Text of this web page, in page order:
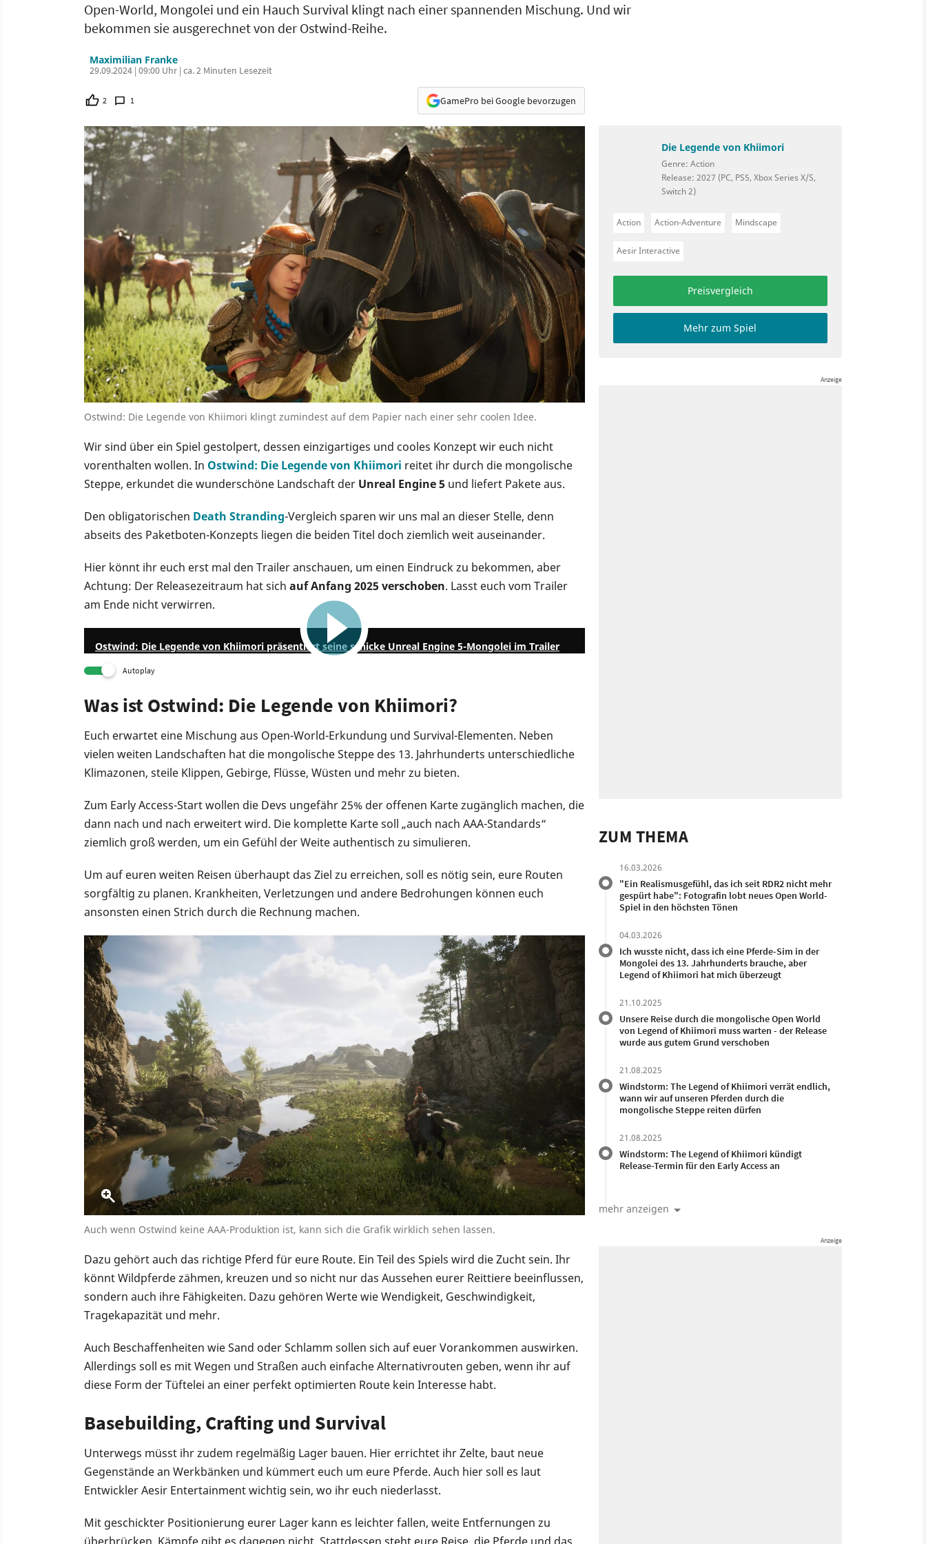
Open-World, Mongolei und ein Hauch Survival klingt nach einer spannenden Mischung. Und wir
bekommen sie ausgerechnet von der Ostwind-Reihe.
Maximilian Franke
29.09.2024 | 09:00 Uhr | ca. 2 Minuten Lesezeit
2 1 GamePro bei Google bevorzugen
Ostwind: Die Legende von Khiimori klingt zumindest auf dem Papier nach einer sehr coolen Idee.
Wir sind über ein Spiel gestolpert, dessen einzigartiges und cooles Konzept wir euch nicht
vorenthalten wollen. In Ostwind: Die Legende von Khiimori reitet ihr durch die mongolische
Steppe, erkundet die wunderschöne Landschaft der Unreal Engine 5 und liefert Pakete aus.
Den obligatorischen Death Stranding-Vergleich sparen wir uns mal an dieser Stelle, denn
abseits des Paketboten-Konzepts liegen die beiden Titel doch ziemlich weit auseinander.
Hier könnt ihr euch erst mal den Trailer anschauen, um einen Eindruck zu bekommen, aber
Achtung: Der Releasezeitraum hat sich auf Anfang 2025 verschoben. Lasst euch vom Trailer
am Ende nicht verwirren.
Ostwind: Die Legende von Khiimori präsentiert seine schicke Unreal Engine 5-Mongolei im Trailer
Autoplay
Was ist Ostwind: Die Legende von Khiimori?
Euch erwartet eine Mischung aus Open-World-Erkundung und Survival-Elementen. Neben
vielen weiten Landschaften hat die mongolische Steppe des 13. Jahrhunderts unterschiedliche
Klimazonen, steile Klippen, Gebirge, Flüsse, Wüsten und mehr zu bieten.
Zum Early Access-Start wollen die Devs ungefähr 25% der offenen Karte zugänglich machen, die
dann nach und nach erweitert wird. Die komplette Karte soll „auch nach AAA-Standards“
ziemlich groß werden, um ein Gefühl der Weite authentisch zu simulieren.
Um auf euren weiten Reisen überhaupt das Ziel zu erreichen, soll es nötig sein, eure Routen
sorgfältig zu planen. Krankheiten, Verletzungen und andere Bedrohungen können euch
ansonsten einen Strich durch die Rechnung machen.
Auch wenn Ostwind keine AAA-Produktion ist, kann sich die Grafik wirklich sehen lassen.
Dazu gehört auch das richtige Pferd für eure Route. Ein Teil des Spiels wird die Zucht sein. Ihr
könnt Wildpferde zähmen, kreuzen und so nicht nur das Aussehen eurer Reittiere beeinflussen,
sondern auch ihre Fähigkeiten. Dazu gehören Werte wie Wendigkeit, Geschwindigkeit,
Tragekapazität und mehr.
Auch Beschaffenheiten wie Sand oder Schlamm sollen sich auf euer Vorankommen auswirken.
Allerdings soll es mit Wegen und Straßen auch einfache Alternativrouten geben, wenn ihr auf
diese Form der Tüftelei an einer perfekt optimierten Route kein Interesse habt.
Basebuilding, Crafting und Survival
Unterwegs müsst ihr zudem regelmäßig Lager bauen. Hier errichtet ihr Zelte, baut neue
Gegenstände an Werkbänken und kümmert euch um eure Pferde. Auch hier soll es laut
Entwickler Aesir Entertainment wichtig sein, wo ihr euch niederlasst.
Mit geschickter Positionierung eurer Lager kann es leichter fallen, weite Entfernungen zu
Die Legende von Khiimori
Genre: Action
Release: 2027 (PC, PS5, Xbox Series X/S,
Switch 2)
Action Action-Adventure Mindscape
Aesir Interactive
Preisvergleich
Mehr zum Spiel
ZUM THEMA
16.03.2026
"Ein Realismusgefühl, das ich seit RDR2 nicht mehr
gespürt habe": Fotografin lobt neues Open World-
Spiel in den höchsten Tönen
04.03.2026
Ich wusste nicht, dass ich eine Pferde-Sim in der
Mongolei des 13. Jahrhunderts brauche, aber
Legend of Khiimori hat mich überzeugt
21.10.2025
Unsere Reise durch die mongolische Open World
von Legend of Khiimori muss warten - der Release
wurde aus gutem Grund verschoben
21.08.2025
Windstorm: The Legend of Khiimori verrät endlich,
wann wir auf unseren Pferden durch die
mongolische Steppe reiten dürfen
21.08.2025
Windstorm: The Legend of Khiimori kündigt
Release-Termin für den Early Access an
mehr anzeigen